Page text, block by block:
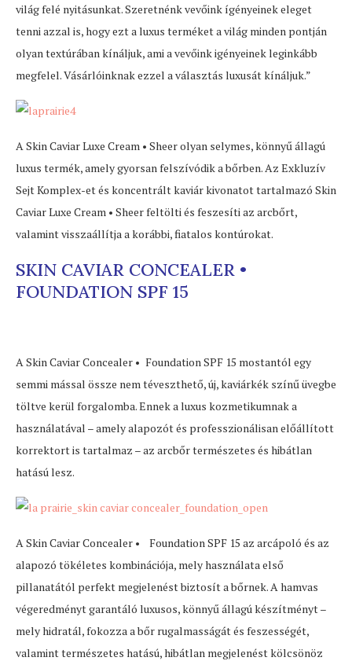
világ felé nyitásunkat. Szeretnénk vevőink ígényeinek eleget
tenni azzal is, hogy ezt a luxus terméket a világ minden pontján
olyan textúrában kínáljuk, ami a vevőink igényeinek leginkább
megfelel. Vásárlóinknak ezzel a választás luxusát kínáljuk.”
A Skin Caviar Luxe Cream • Sheer olyan selymes, könnyű állagú
luxus termék, amely gyorsan felszívódik a bőrben. Az Exkluzív
Sejt Komplex-et és koncentrált kaviár kivonatot tartalmazó Skin
Caviar Luxe Cream • Sheer feltölti és feszesíti az arcbőrt,
valamint visszaállítja a korábbi, fiatalos kontúrokat.
SKIN CAVIAR CONCEALER •
FOUNDATION SPF 15
A Skin Caviar Concealer • Foundation SPF 15 mostantól egy
semmi mással össze nem téveszthető, új, kaviárkék színű üvegbe
töltve kerül forgalomba. Ennek a luxus kozmetikumnak a
használatával – amely alapozót és professzionálisan előállított
korrektort is tartalmaz – az arcbőr természetes és hibátlan
hatású lesz.
A Skin Caviar Concealer • Foundation SPF 15 az arcápoló és az
alapozó tökéletes kombinációja, mely használata első
pillanatától perfekt megjelenést biztosít a bőrnek. A hamvas
végeredményt garantáló luxusos, könnyű állagú készítményt –
mely hidratál, fokozza a bőr rugalmasságát és feszességét,
valamint természetes hatású, hibátlan megjelenést kölcsönöz